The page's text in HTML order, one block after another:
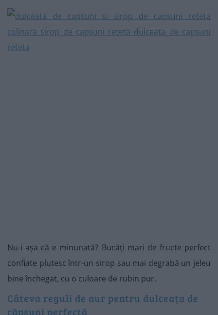
Nu-i așa că e minunată? Bucăți mari de fructe perfect
confiate plutesc într-un sirop sau mai degrabă un jeleu
bine închegat, cu o culoare de rubin pur.
Câteva reguli de aur pentru dulceața de
căpșuni perfectă